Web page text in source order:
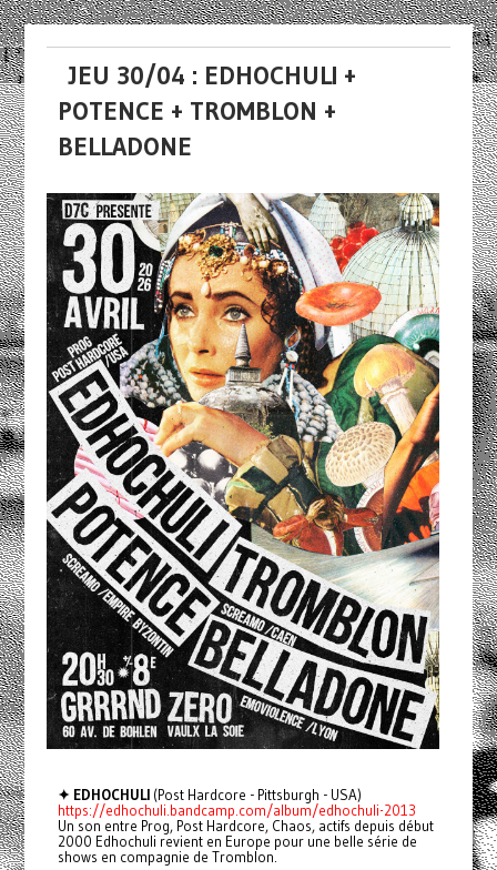
JEU 30/04 : EDHOCHULI +
POTENCE + TROMBLON +
BELLADONE
✦ EDHOCHULI(Post Hardcore - Pittsburgh - USA)
https://edhochuli.bandcamp.com/album/edhochuli-2013
Un son entre Prog, Post Hardcore, Chaos, actifs depuis début
2000 Edhochuli revient en Europe pour une belle série de
shows en compagnie de Tromblon.